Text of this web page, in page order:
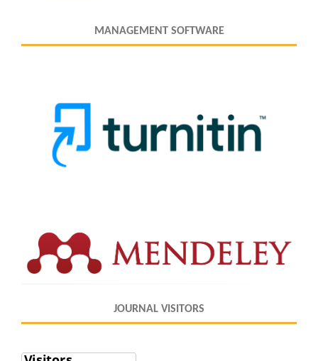
MANAGEMENT SOFTWARE
JOURNAL VISITORS